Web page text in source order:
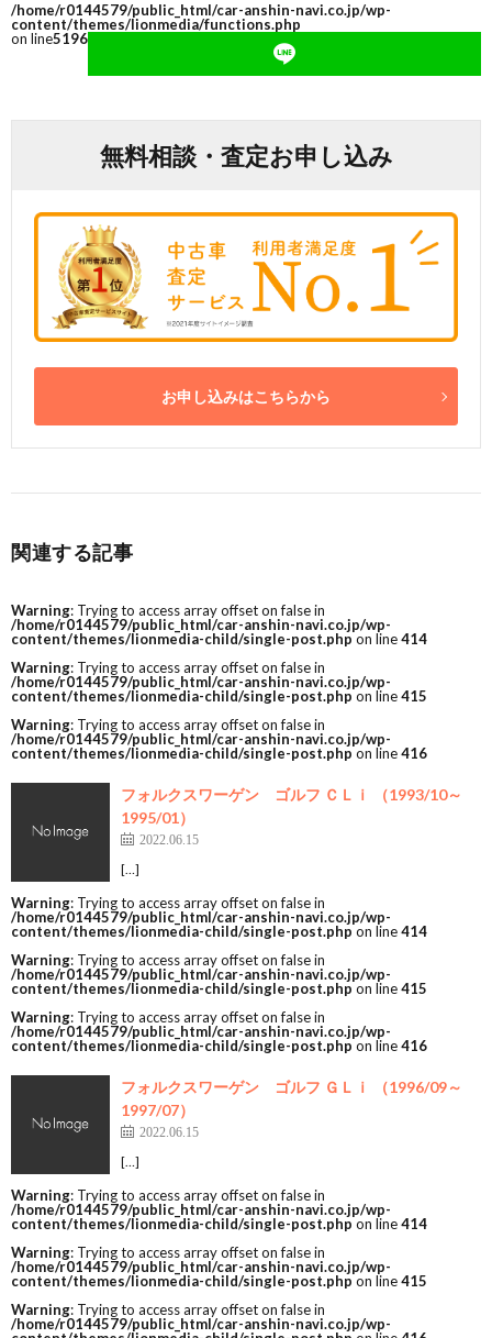
/home/r0144579/public_html/car-anshin-navi.co.jp/wp-
content/themes/lionmedia/functions.php
on line5196
無料相談・査定お申し込み
お申し込みはこちらから
関連する記事
Warning: Trying to access array offset on false in
/home/r0144579/public_html/car-anshin-navi.co.jp/wp-
content/themes/lionmedia-child/single-post.php on line414
Warning: Trying to access array offset on false in
/home/r0144579/public_html/car-anshin-navi.co.jp/wp-
content/themes/lionmedia-child/single-post.php on line415
Warning: Trying to access array offset on false in
/home/r0144579/public_html/car-anshin-navi.co.jp/wp-
content/themes/lionmedia-child/single-post.php on line416
フォルクスワーゲン ゴルフ ＣＬｉ （1993/10～
1995/01）
2022.06.15
[…]
Warning: Trying to access array offset on false in
/home/r0144579/public_html/car-anshin-navi.co.jp/wp-
content/themes/lionmedia-child/single-post.php on line414
Warning: Trying to access array offset on false in
/home/r0144579/public_html/car-anshin-navi.co.jp/wp-
content/themes/lionmedia-child/single-post.php on line415
Warning: Trying to access array offset on false in
/home/r0144579/public_html/car-anshin-navi.co.jp/wp-
content/themes/lionmedia-child/single-post.php on line416
フォルクスワーゲン ゴルフ ＧＬｉ （1996/09～
1997/07）
2022.06.15
[…]
Warning: Trying to access array offset on false in
/home/r0144579/public_html/car-anshin-navi.co.jp/wp-
content/themes/lionmedia-child/single-post.php on line414
Warning: Trying to access array offset on false in
/home/r0144579/public_html/car-anshin-navi.co.jp/wp-
content/themes/lionmedia-child/single-post.php on line415
Warning: Trying to access array offset on false in
/home/r0144579/public_html/car-anshin-navi.co.jp/wp-